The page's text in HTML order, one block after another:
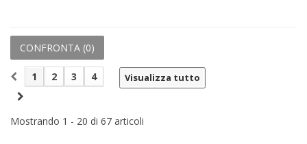
CONFRONTA (0)
Visualizza tutto
1 2 3 4
Mostrando 1 - 20 di 67 articoli